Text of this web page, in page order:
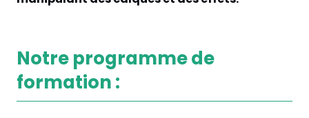
Notre programme de
formation :